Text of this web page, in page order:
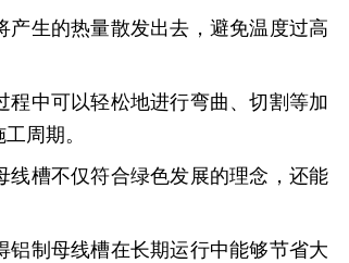
生的热量散发出去，避免温度过高
中可以轻松地进行弯曲、切割等加
周期。
线槽不仅符合绿色发展的理念，还能
制母线槽在长期运行中能够节省大